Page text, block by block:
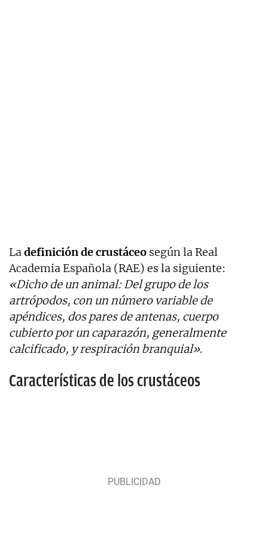
Ladefinición de crustáceo según la Real
Academia Española (RAE) es la siguiente:
«Dicho de un animal: Del grupo de los
artrópodos, con un número variable de
apéndices, dos pares de antenas, cuerpo
cubierto por un caparazón, generalmente
calcificado, y respiración branquial».
Características de los crustáceos